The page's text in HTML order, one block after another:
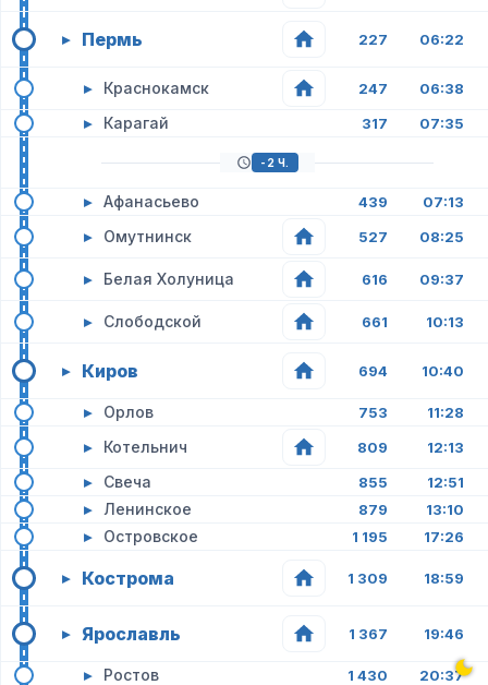
▸ Пермь 227 06:22
▸ Краснокамск 247 06:38
▸ Карагай 317 07:35
-2 Ч.
▸ Афанасьево 439 07:13
▸ Омутнинск 527 08:25
▸ Белая Холуница 616 09:37
▸ Слободской 661 10:13
▸ Киров 694 10:40
▸ Орлов 753 11:28
▸ Котельнич 809 12:13
▸ Свеча 855 12:51
▸ Ленинское 879 13:10
▸ Островское 1 195 17:26
▸ Кострома 1 309 18:59
▸ Ярославль 1 367 19:46
▸ Ростов 1 430 20:37